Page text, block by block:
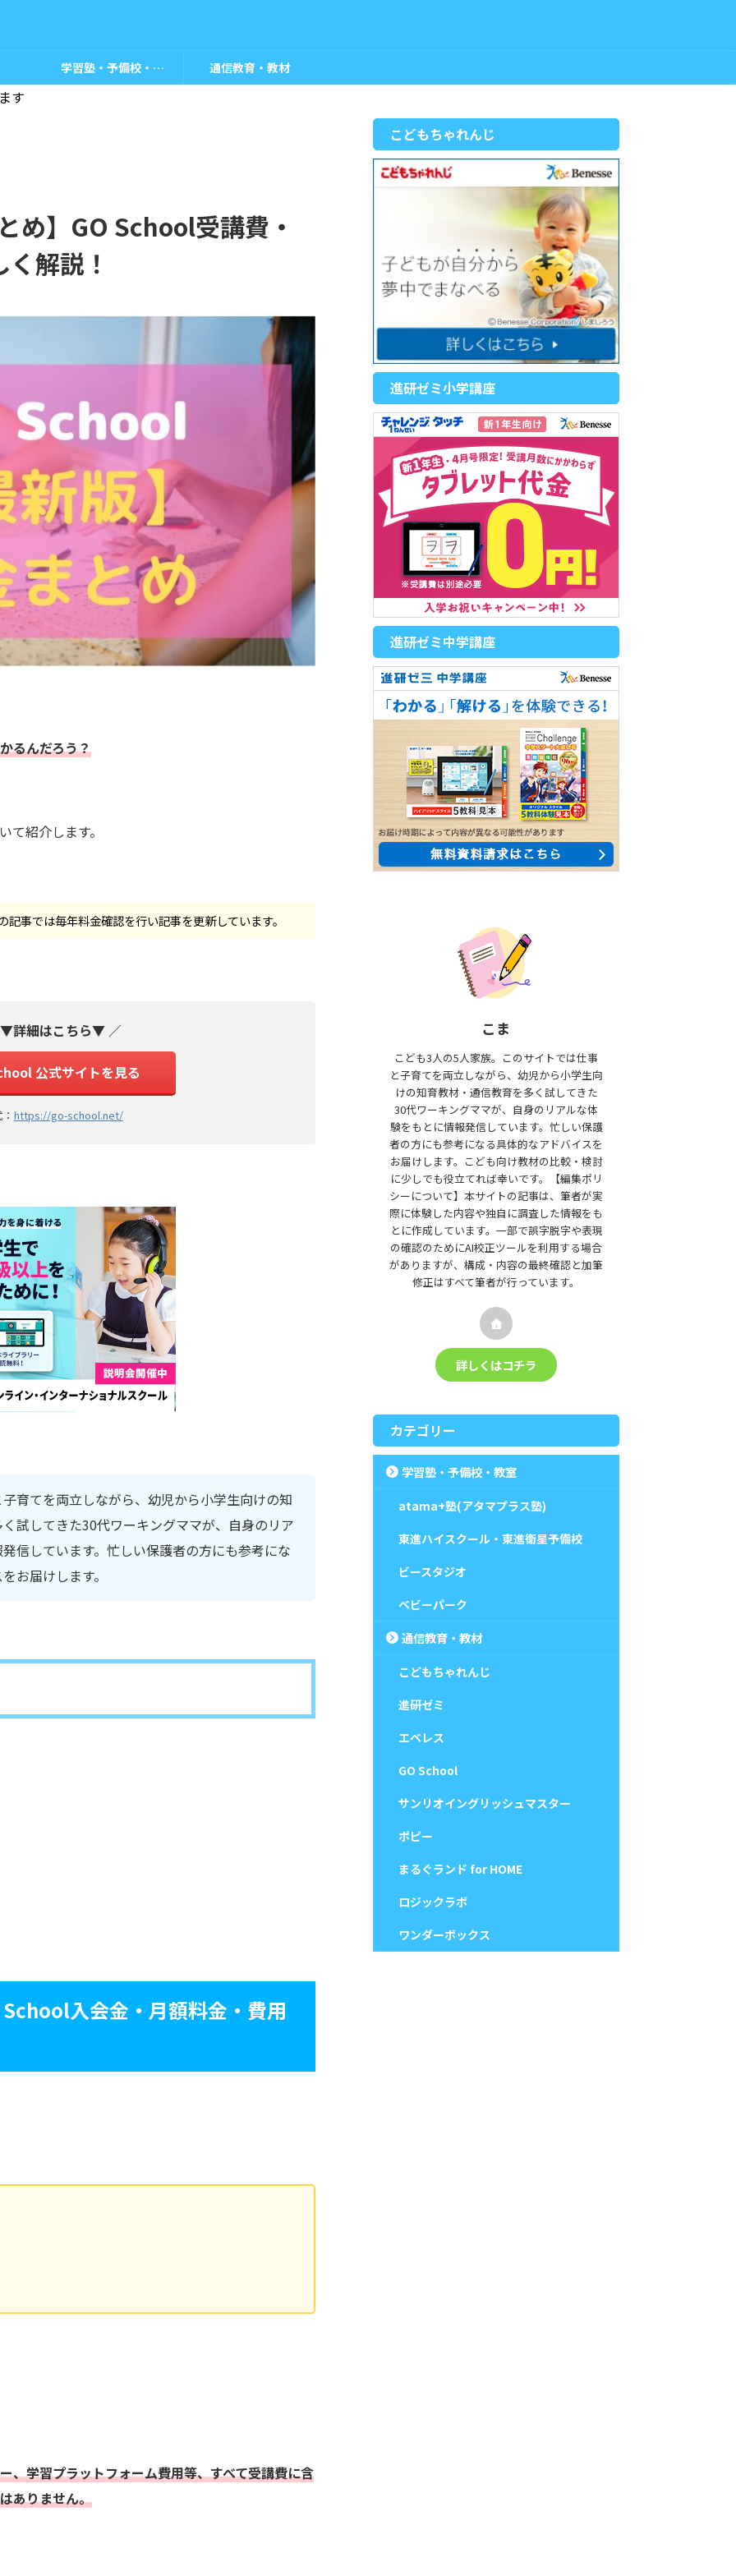
学習塾・予備校・教室 通信教育・教材
す
め】GO School受講費・
解説！
るんだろう？
紹介します。
記事では毎年料金確認を行い記事を更新しています。
▼詳細はこちら▼ ／
公式サイトを見る
https://go-school.net/
育てを両立しながら、幼児から小学生向けの知
試してきた30代ワーキングママが、自身のリア
信しています。忙しい保護者の方にも参考にな
お届けします。
入会金・月額料金・費用
、学習プラットフォーム費用等、すべて受講費に含
ありません。
こどもちゃれんじ
進研ゼミ小学講座
進研ゼミ中学講座
こま
こども3人の5人家族。このサイトでは仕事
と子育てを両立しながら、幼児から小学生向
けの知育教材・通信教育を多く試してきた
30代ワーキングママが、自身のリアルな体
験をもとに情報発信しています。忙しい保護
者の方にも参考になる具体的なアドバイスを
お届けします。こども向け教材の比較・検討
に少しでも役立てれば幸いです。【編集ポリ
シーについて】本サイトの記事は、筆者が実
際に体験した内容や独自に調査した情報をも
とに作成しています。一部で誤字脱字や表現
の確認のためにAI校正ツールを利用する場合
がありますが、構成・内容の最終確認と加筆
修正はすべて筆者が行っています。
詳しくはコチラ
カテゴリー
学習塾・予備校・教室
atama+塾(アタマプラス塾)
東進ハイスクール・東進衛星予備校
ビースタジオ
ベビーパーク
通信教育・教材
こどもちゃれんじ
進研ゼミ
エベレス
GO School
サンリオイングリッシュマスター
ポピー
まるぐランド for HOME
ロジックラボ
ワンダーボックス